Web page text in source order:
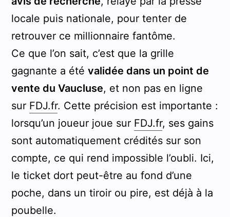
locale puis nationale, pour tenter de
retrouver ce millionnaire fantôme.
Ce que l’on sait, c’est que la grille
gagnante a été validée dans un point de
vente du Vaucluse, et non pas en ligne
sur FDJ.fr. Cette précision est importante :
lorsqu’un joueur joue sur FDJ.fr, ses gains
sont automatiquement crédités sur son
compte, ce qui rend impossible l’oubli. Ici,
le ticket dort peut-être au fond d’une
poche, dans un tiroir ou pire, est déjà à la
poubelle.